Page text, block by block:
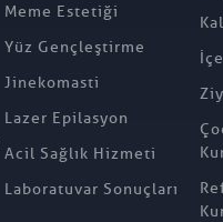
Meme Estetiği
Yüz Gençleştirme
Jinekomasti
Lazer Epilasyon
Acil Sağlık Hizmeti
Laboratuvar Sonuçları